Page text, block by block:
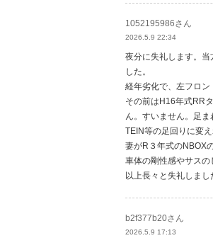
1052195986さん
2026.5.9 22:34
夜分に失礼します。
した。
経年劣化で、左フロン
その前はH16年式RR
ん。すいません。足
TEIN等の足回りに変
妻がR３年式のNBOX
車体の剛性感やサスの
以上長々と失礼しまし
b2f377b20さん
2026.5.9 17:13